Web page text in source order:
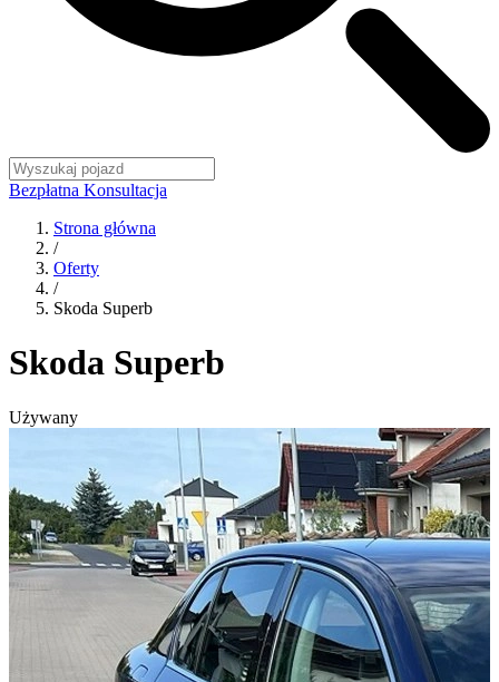
Bezpłatna Konsultacja
Strona główna
/
Oferty
/
Skoda Superb
Skoda Superb
Używany